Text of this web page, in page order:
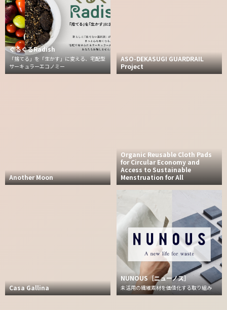
ぐるぐるRadish
「捨てる」を「生かす」に変える、宅配型
サーキュラーエコノミー
ASO-DEKASUGI GUARDRAIL
Project
Another Moon
Organic Reusable Cloth Pads
for Circular Economy and
Access to Sustainable
Menstruation for All
Casa Gallina
NUNOUS［ニューノス］
未活用の繊維素材を価値化する取り組み